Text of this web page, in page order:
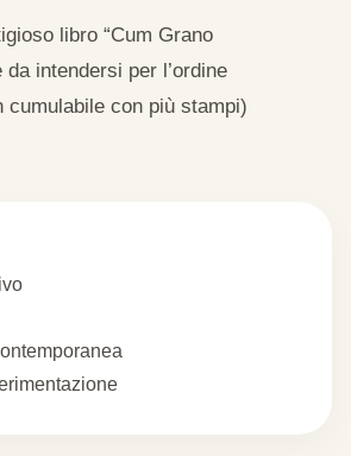
libro “Cum Grano
da intendersi per l’ordine
cumulabile con più stampi)